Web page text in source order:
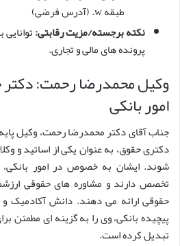
طبقه w. (آدرس فرضی)
نکته برجسته/مزیت رقابتی:
پرونده های مالی و تجاری.
وکیل محمدرضا رحمت:
امور بانکی
جناب آقای دکتر محمدرضا رحمت، وکیل
دکتری حقوق، به عنوان یکی از اساتید و
شوند. ایشان به خصوص در امور بانکی،
تخصص دارند و مشاوره های حقوقی
حقوقی ارائه می دهند. دانش آکادمیک
پیچیده بانکی، وی را به گزینه ای مطمئن
تبدیل کرده است.